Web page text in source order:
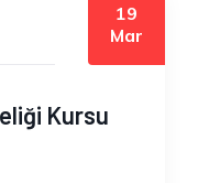
19
Mar
Kursu